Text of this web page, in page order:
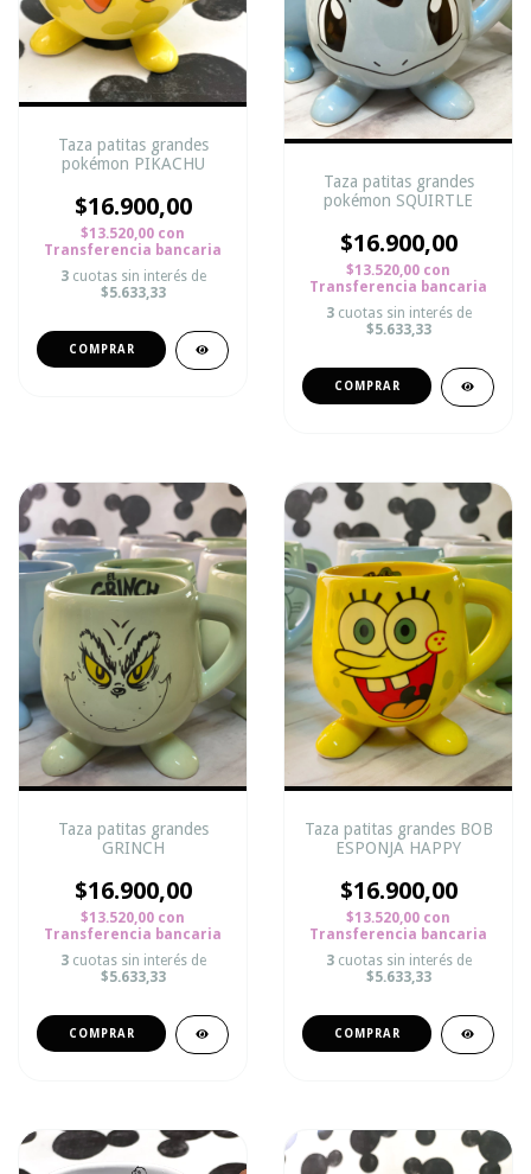
Taza patitas grandes
pokémon PIKACHU
$16.900,00
$13.520,00 con
Transferencia bancaria
3 cuotas sin interés de
$5.633,33
Taza patitas grandes
pokémon SQUIRTLE
$16.900,00
$13.520,00 con
Transferencia bancaria
3 cuotas sin interés de
$5.633,33
Taza patitas grandes
GRINCH
$16.900,00
$13.520,00 con
Transferencia bancaria
3 cuotas sin interés de
$5.633,33
Taza patitas grandes BOB
ESPONJA HAPPY
$16.900,00
$13.520,00 con
Transferencia bancaria
3 cuotas sin interés de
$5.633,33